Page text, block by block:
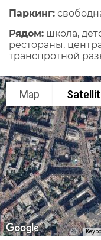
Паркинг:
Рядом: школа,
рестораны,
транспротной
Map